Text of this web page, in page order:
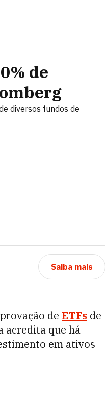
de
diversos fundos de
Saiba mais
de ETFs de
acredita que há
em ativos